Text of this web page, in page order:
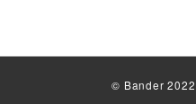
© Bander 2022